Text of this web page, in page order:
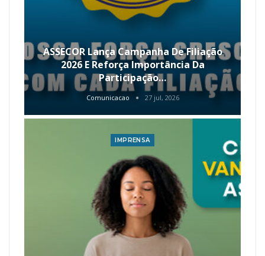
ASSECOR Lança Campanha De Filiação
2026 E Reforça Importância Da
Participação…
Comunicacao 27 jul, 2026
IMPRENSA